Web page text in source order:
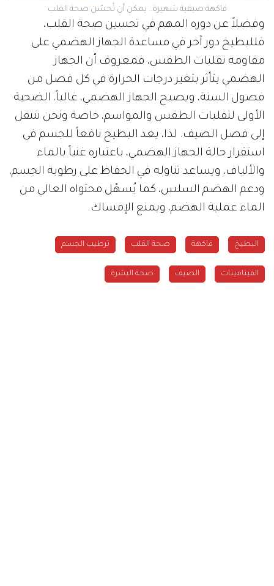
فاكهة صيفية شهيرة.. يمكن أن تُحسّن صحة القلب
وفضلاً عن دوره المهم في تحسين صحة القلب،
فللبطيخ دور آخر في مساعدة الجهاز الهضمي على
مقاومة تقلبات الطقس، فمعروف أن الجهاز
الهضمي يتأثر بتغير درجات الحرارة في كل فصل من
فصول السنة، ويصبح الجهاز الهضمي، غالباً، الضحية
الأولى لتقلبات الطقس والمواسم، خاصة ونحن ننتقل
إلى فصل الصيف. لذا، يعد البطيخ نافعاً للجسم في
استقرار حالة الجهاز الهضمي، باعتباره غنياً بالماء
والألياف، ويساعد تناوله في الحفاظ على رطوبة الجسم،
ودعم الهضم السلس، كما يُسهّل محتواه العالي من
الماء عملية الهضم، ويمنع الإمساك.
البطيخ فاكهة صحة القلب ترطيب الجسم
الفيتامينات الصيف صحة البشرة